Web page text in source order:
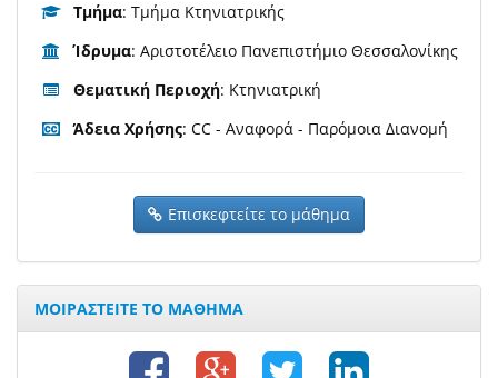
Τμήμα: Τμήμα Κτηνιατρικής
Ίδρυμα: Αριστοτέλειο Πανεπιστήμιο Θεσσαλονίκης
Θεματική Περιοχή: Κτηνιατρική
Άδεια Χρήσης: CC - Αναφορά - Παρόμοια Διανομή
Επισκεφτείτε το μάθημα
ΜΟΙΡΑΣΤΕΙΤΕ ΤΟ ΜΑΘΗΜΑ